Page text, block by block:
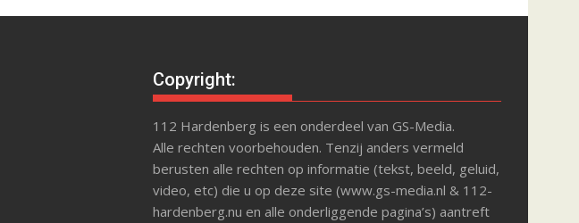
Copyright:
112 Hardenberg is een onderdeel van GS-Media.
Alle rechten voorbehouden. Tenzij anders vermeld
berusten alle rechten op informatie (tekst, beeld, geluid,
video, etc) die u op deze site (www.gs-media.nl & 112-
hardenberg.nu en alle onderliggende pagina’s) aantreft